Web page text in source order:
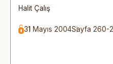
Halit Çalış
31 Mayıs 2004Sayfa 260-